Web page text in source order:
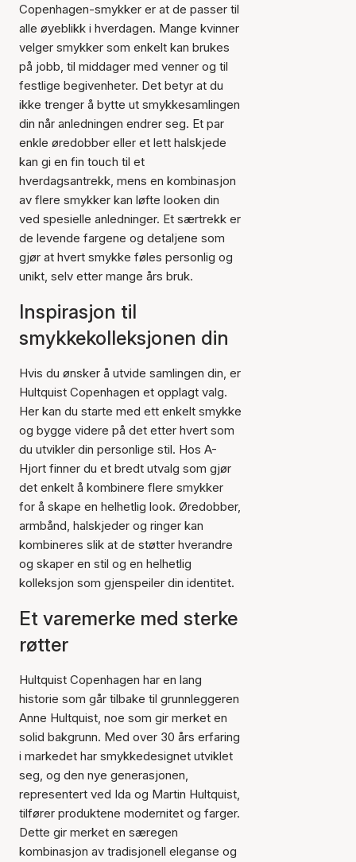
Copenhagen-smykker er at de passer til
alle øyeblikk i hverdagen. Mange kvinner
velger smykker som enkelt kan brukes
på jobb, til middager med venner og til
festlige begivenheter. Det betyr at du
ikke trenger å bytte ut smykkesamlingen
din når anledningen endrer seg. Et par
enkle øredobber eller et lett halskjede
kan gi en fin touch til et
hverdagsantrekk, mens en kombinasjon
av flere smykker kan løfte looken din
ved spesielle anledninger. Et særtrekk er
de levende fargene og detaljene som
gjør at hvert smykke føles personlig og
unikt, selv etter mange års bruk.
Inspirasjon til
smykkekolleksjonen din
Hvis du ønsker å utvide samlingen din, er
Hultquist Copenhagen et opplagt valg.
Her kan du starte med ett enkelt smykke
og bygge videre på det etter hvert som
du utvikler din personlige stil. Hos A-
Hjort finner du et bredt utvalg som gjør
det enkelt å kombinere flere smykker
for å skape en helhetlig look. Øredobber,
armbånd, halskjeder og ringer kan
kombineres slik at de støtter hverandre
og skaper en stil og en helhetlig
kolleksjon som gjenspeiler din identitet.
Et varemerke med sterke
røtter
Hultquist Copenhagen har en lang
historie som går tilbake til grunnleggeren
Anne Hultquist, noe som gir merket en
solid bakgrunn. Med over 30 års erfaring
i markedet har smykkedesignet utviklet
seg, og den nye generasjonen,
representert ved Ida og Martin Hultquist,
tilfører produktene modernitet og farger.
Dette gir merket en særegen
kombinasjon av tradisjonell eleganse og